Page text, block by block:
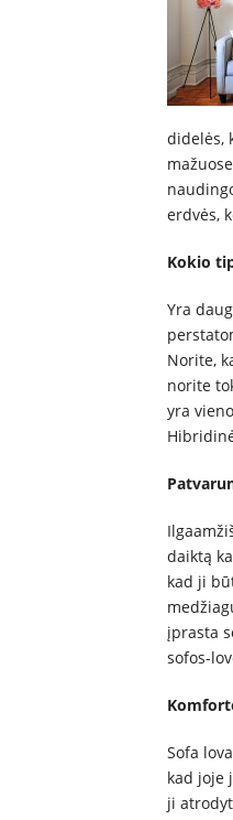
didelės,
erdvės,
Kokio
Yra
Norite,
norite
yra
daiktą
kad ji
įprasta
sofos-
Sofa
kad joje
ji